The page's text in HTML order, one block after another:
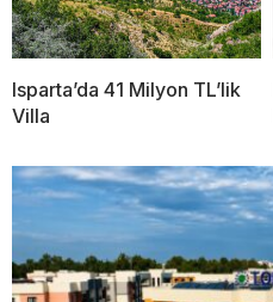
Isparta’da 41 Milyon TL’lik
Villa